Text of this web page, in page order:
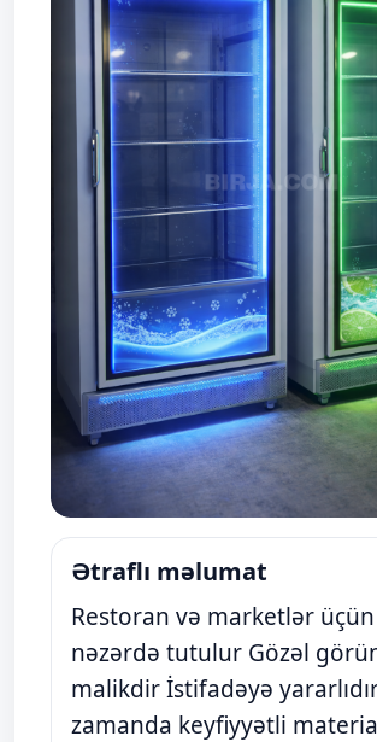
Ətraflı məlumat
Restoran və marketlər üçün
nəzərdə tutulur Gözəl
malikdir İstifadəyə
zamanda keyfiyyətli